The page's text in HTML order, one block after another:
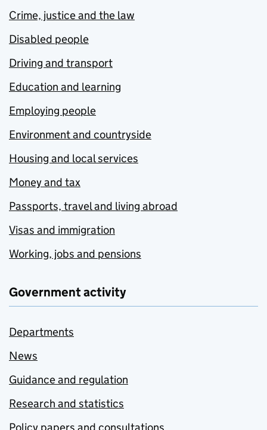
Crime, justice and the law
Disabled people
Driving and transport
Education and learning
Employing people
Environment and countryside
Housing and local services
Money and tax
Passports, travel and living abroad
Visas and immigration
Working, jobs and pensions
Government activity
Departments
News
Guidance and regulation
Research and statistics
Policy papers and consultations